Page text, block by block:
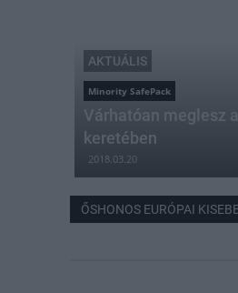
AKTUÁLIS
Minority SafePack
Várhatóan meglesz
keretében
2018.03.20
ŐSHONOS EURÓPAI